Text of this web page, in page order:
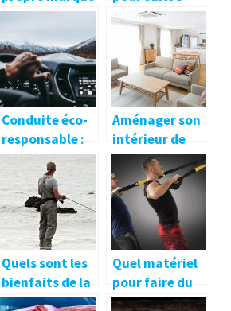
de lingerie à la
toute
l’actualité du
monde
Conduite éco-
responsable :
la prévoyance
par la
formation et
l’information
Aménager son
intérieur de
maison avec
des meubles à
multiple
fonction pour
une belle
habitation
Quels sont les
bienfaits de la
pêche ?
Quel matériel
pour faire du
crossfit ?